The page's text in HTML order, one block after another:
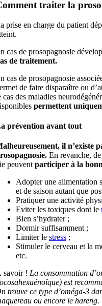
traiter la
prise en charge du patient
cas de prosopagnosie
de traitement.
cas de prosopagnosie
de faire disparaître ou
cas des maladies
permettent
prévention avant tout
il n’existe
En revanche, de
peuventparticiper à la
Adopter une alimentation
et de saison autant que
Pratiquer une activité
Eviter les toxiques dont le
Bien s’hydrater ;
Dormir suffisamment ;
Limiter le stress;
Stimuler le cerveau et la
etc.
savoir ! La consommation
est
trouve ce type d’oméga-3
ou encore le hareng.